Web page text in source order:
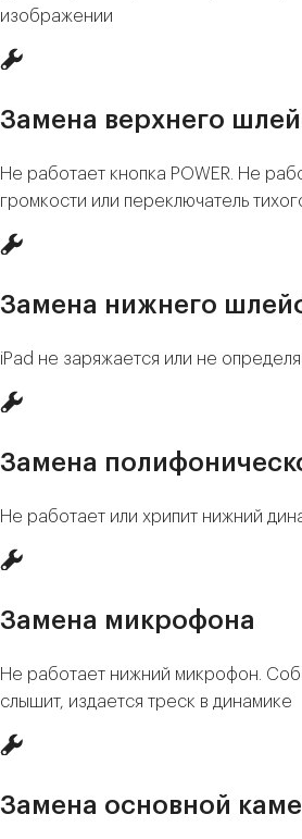
изображении
Замена верхнего
Не работает кнопка POWER. Не
громкости или переключатель
Замена нижнего
iPad не заряжается или не
Замена
Не работает или хрипит нижний
Замена микрофона
Не работает нижний микрофон.
слышит, издается треск в динамике
Замена основной